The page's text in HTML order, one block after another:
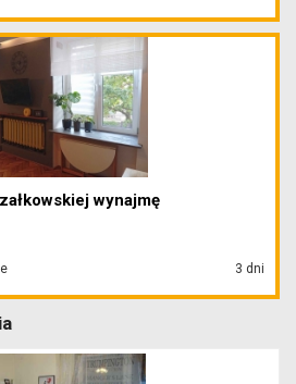
wynajmę
3 dni